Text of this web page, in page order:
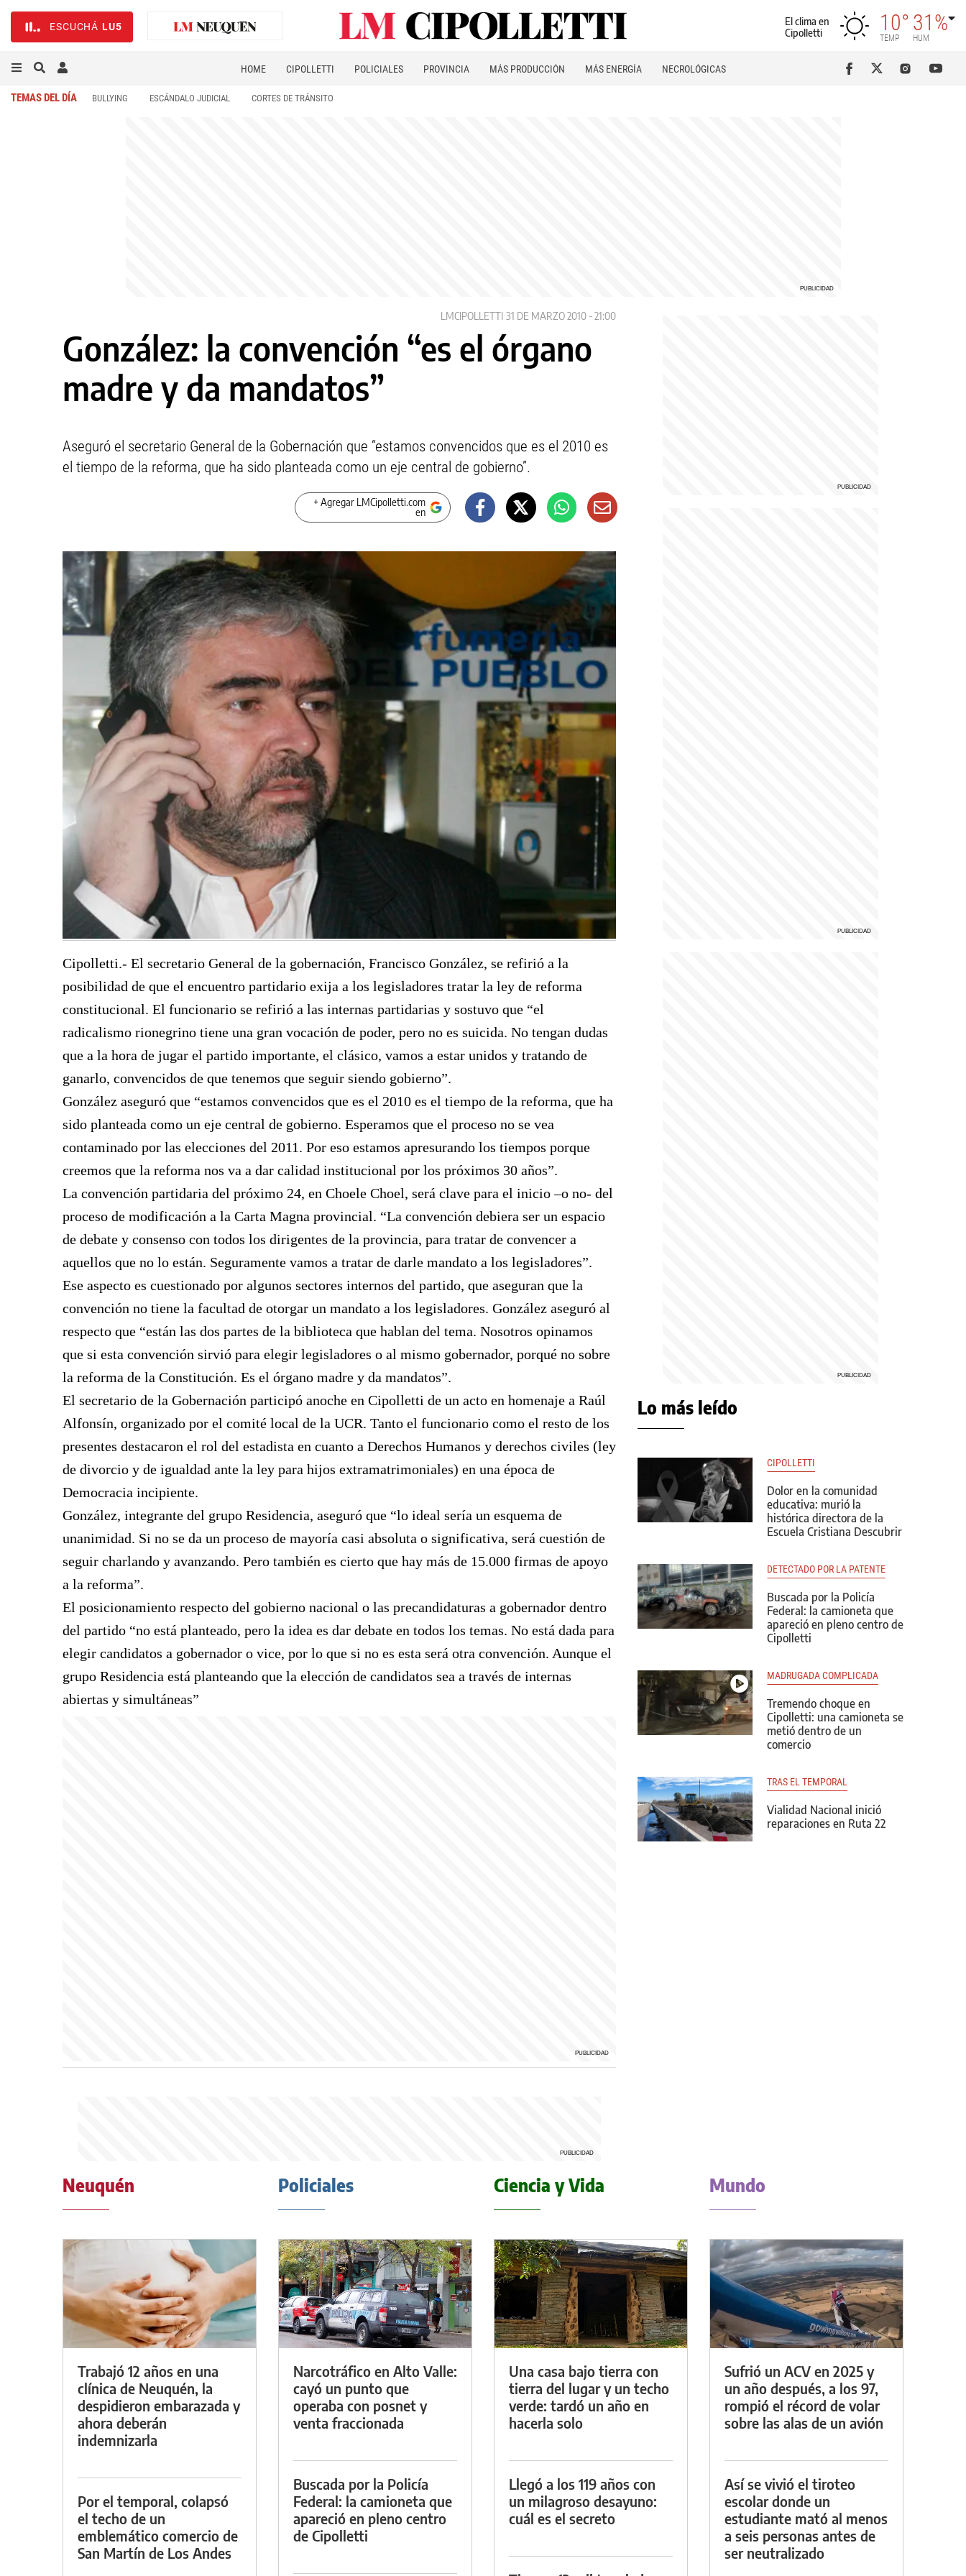
ESCUCHÁ LU5
El clima en
Cipolletti
10°
TEMP
31%
HUM
HOME CIPOLLETTI POLICIALES PROVINCIA MÁS PRODUCCIÓN MÁS ENERGÍA NECROLÓGICAS
TEMAS DEL DÍA BULLYING ESCÁNDALO JUDICIAL CORTES DE TRÁNSITO
LMCIPOLLETTI 31 DE MARZO 2010 - 21:00
González: la convención “es el órgano
madre y da mandatos”
Aseguró el secretario General de la Gobernación que “estamos convencidos que es el 2010 es
el tiempo de la reforma, que ha sido planteada como un eje central de gobierno”.
+ Agregar LMCipolletti.com
en
Cipolletti.- El secretario General de la gobernación, Francisco González, se refirió a la
posibilidad de que el encuentro partidario exija a los legisladores tratar la ley de reforma
constitucional. El funcionario se refirió a las internas partidarias y sostuvo que “el
radicalismo rionegrino tiene una gran vocación de poder, pero no es suicida. No tengan dudas
que a la hora de jugar el partido importante, el clásico, vamos a estar unidos y tratando de
ganarlo, convencidos de que tenemos que seguir siendo gobierno”.
González aseguró que “estamos convencidos que es el 2010 es el tiempo de la reforma, que ha
sido planteada como un eje central de gobierno. Esperamos que el proceso no se vea
contaminado por las elecciones del 2011. Por eso estamos apresurando los tiempos porque
creemos que la reforma nos va a dar calidad institucional por los próximos 30 años”.
La convención partidaria del próximo 24, en Choele Choel, será clave para el inicio –o no- del
proceso de modificación a la Carta Magna provincial. “La convención debiera ser un espacio
de debate y consenso con todos los dirigentes de la provincia, para tratar de convencer a
aquellos que no lo están. Seguramente vamos a tratar de darle mandato a los legisladores”.
Ese aspecto es cuestionado por algunos sectores internos del partido, que aseguran que la
convención no tiene la facultad de otorgar un mandato a los legisladores. González aseguró al
respecto que “están las dos partes de la biblioteca que hablan del tema. Nosotros opinamos
que si esta convención sirvió para elegir legisladores o al mismo gobernador, porqué no sobre
la reforma de la Constitución. Es el órgano madre y da mandatos”.
El secretario de la Gobernación participó anoche en Cipolletti de un acto en homenaje a Raúl
Alfonsín, organizado por el comité local de la UCR. Tanto el funcionario como el resto de los
presentes destacaron el rol del estadista en cuanto a Derechos Humanos y derechos civiles (ley
de divorcio y de igualdad ante la ley para hijos extramatrimoniales) en una época de
Democracia incipiente.
González, integrante del grupo Residencia, aseguró que “lo ideal sería un esquema de
unanimidad. Si no se da un proceso de mayoría casi absoluta o significativa, será cuestión de
seguir charlando y avanzando. Pero también es cierto que hay más de 15.000 firmas de apoyo
a la reforma”.
El posicionamiento respecto del gobierno nacional o las precandidaturas a gobernador dentro
del partido “no está planteado, pero la idea es dar debate en todos los temas. No está dada para
elegir candidatos a gobernador o vice, por lo que si no es esta será otra convención. Aunque el
grupo Residencia está planteando que la elección de candidatos sea a través de internas
abiertas y simultáneas”
Lo más leído
CIPOLLETTI
Dolor en la comunidad
educativa: murió la
histórica directora de la
Escuela Cristiana Descubrir
DETECTADO POR LA PATENTE
Buscada por la Policía
Federal: la camioneta que
apareció en pleno centro de
Cipolletti
MADRUGADA COMPLICADA
Tremendo choque en
Cipolletti: una camioneta se
metió dentro de un
comercio
TRAS EL TEMPORAL
Vialidad Nacional inició
reparaciones en Ruta 22
Neuquén
Trabajó 12 años en una
clínica de Neuquén, la
despidieron embarazada y
ahora deberán
indemnizarla
Por el temporal, colapsó
el techo de un
emblemático comercio de
San Martín de Los Andes
Policiales
Narcotráfico en Alto Valle:
cayó un punto que
operaba con posnet y
venta fraccionada
Buscada por la Policía
Federal: la camioneta que
apareció en pleno centro
de Cipolletti
Ciencia y Vida
Una casa bajo tierra con
tierra del lugar y un techo
verde: tardó un año en
hacerla solo
Llegó a los 119 años con
un milagroso desayuno:
cuál es el secreto
Mundo
Sufrió un ACV en 2025 y
un año después, a los 97,
rompió el récord de volar
sobre las alas de un avión
Así se vivió el tiroteo
escolar donde un
estudiante mató al menos
a seis personas antes de
ser neutralizado